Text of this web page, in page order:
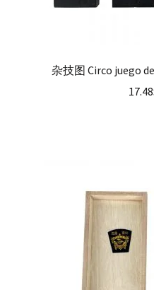
杂技图 Circo juego
17.48